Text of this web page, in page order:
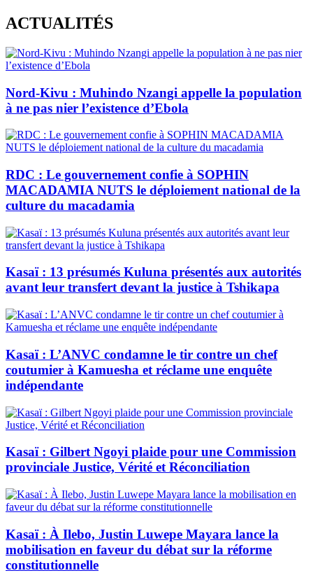
Skip
to
content
ACTUALITÉS
Nord-Kivu : Muhindo Nzangi appelle la population
à ne pas nier l’existence d’Ebola
RDC : Le gouvernement confie à SOPHIN
MACADAMIA NUTS le déploiement national de la
culture du macadamia
Kasaï : 13 présumés Kuluna présentés aux autorités
avant leur transfert devant la justice à Tshikapa
Kasaï : L’ANVC condamne le tir contre un chef
coutumier à Kamuesha et réclame une enquête
indépendante
Kasaï : Gilbert Ngoyi plaide pour une Commission
provinciale Justice, Vérité et Réconciliation
Kasaï : À Ilebo, Justin Luwepe Mayara lance la
mobilisation en faveur du débat sur la réforme
constitutionnelle